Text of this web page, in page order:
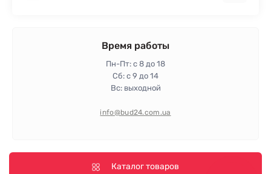
Политика конфиденциальности
Время работы
Пн-Пт: с 8 до 18
Сб: с 9 до 14
Вс: выходной
info@bud24.com.ua
Каталог товаров